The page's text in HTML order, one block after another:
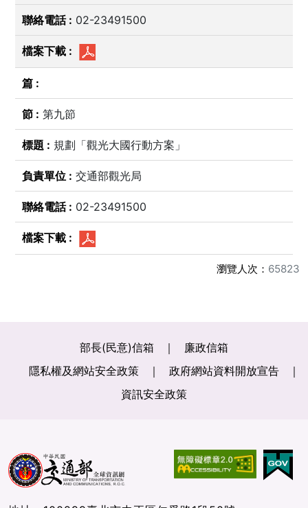
02-23491500
第九節
規劃「觀光大國行動方案」
交通部觀光局
02-23491500
瀏覽人次： 65823
部長(民意)信箱
廉政信箱
隱私權及網站安全政策
政府網站資料開放宣告
資訊安全政策